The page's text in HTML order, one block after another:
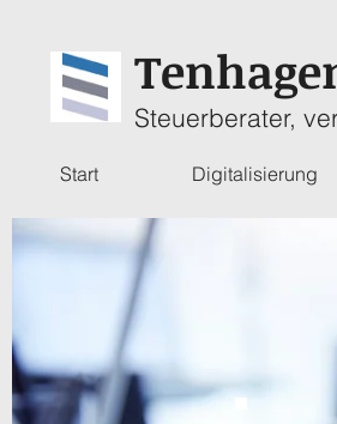
Steuerberater,
Start Digitalisierung